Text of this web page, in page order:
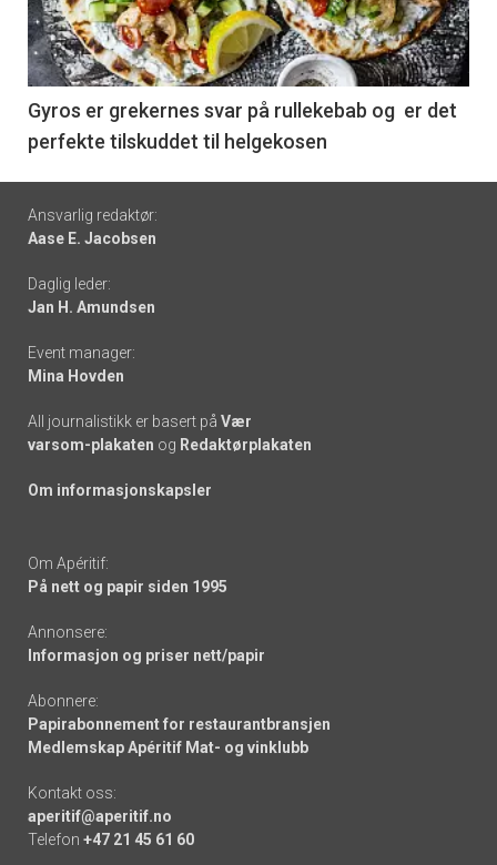
nå
-
6
Gyros er grekernes svar på rullekebab og er det
perfekte tilskuddet til helgekosen
Footer
-
links
Ansvarlig redaktør:
Aase E. Jacobsen
Daglig leder:
Jan H. Amundsen
Event manager:
Mina Hovden
All journalistikk er basert på Vær
varsom-plakaten og Redaktørplakaten
Om informasjonskapsler
Om Apéritif:
På nett og papir siden 1995
Annonsere:
Informasjon og priser nett/papir
Abonnere:
Papirabonnement for restaurantbransjen
Medlemskap Apéritif Mat- og vinklubb
Kontakt oss:
aperitif@aperitif.no
Telefon +47 21 45 61 60